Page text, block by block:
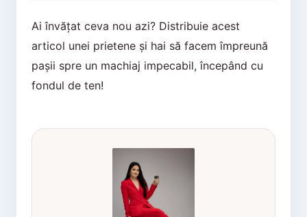
Ai învățat ceva nou azi? Distribuie acest
articol unei prietene și hai să facem împreună
pașii spre un machiaj impecabil, începând cu
fondul de ten!